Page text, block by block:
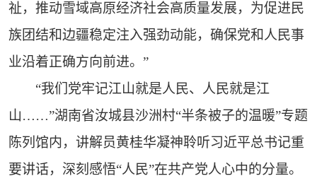
祉，推动雪域高原经济社会高质量发展，为促进民
族团结和边疆稳定注入强劲动能，确保党和人民事
业沿着正确方向前进。”
“我们党牢记江山就是人民、人民就是江
山……”湖南省汝城县沙洲村“半条被子的温暖”专题
陈列馆内，讲解员黄桂华凝神聆听习近平总书记重
要讲话，深刻感悟“人民”在共产党人心中的分量。